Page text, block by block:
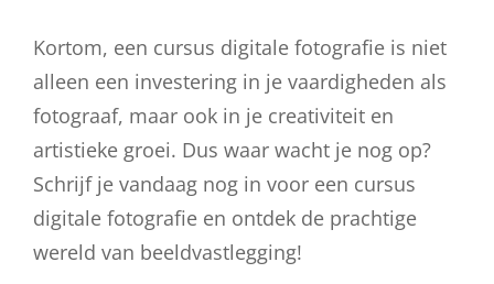
Kortom, een cursus digitale fotografie is niet
alleen een investering in je vaardigheden als
fotograaf, maar ook in je creativiteit en
artistieke groei. Dus waar wacht je nog op?
Schrijf je vandaag nog in voor een cursus
digitale fotografie en ontdek de prachtige
wereld van beeldvastlegging!